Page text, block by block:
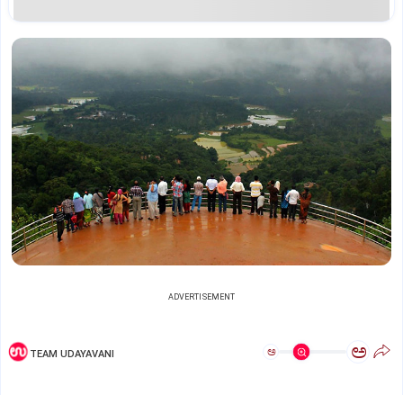
ADVERTISEMENT
TEAM UDAYAVANI ಅ ಅ